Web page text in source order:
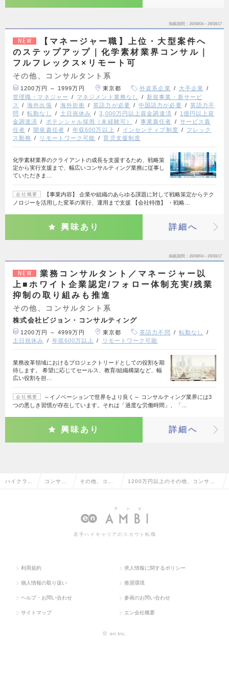
掲載期間 26/08/04～26/08/17
NEW
【マネージャー職】上位・大型案件へ
のステップアップ｜化学素材業界コンサル｜
フルフレックス×リモート可
その他、コンサルタント系
1200万円 ～ 1999万円 東京都 外資系企業
大手企業
管理職・マネジャー
マネジメント業務なし
新規事業・新サービ
ス
海外出張 海外折衝 英語力が必要 中国語力が必要
英語力不
問
転勤なし 土日祝休み 3,000万円以上資金調達済
1億円以上資
金調達済
ポテンシャル採用（未経験可） 事業責任者
サービス責
任者
開発責任者 年収600万以上 インセンティブ制度
フレック
ス勤務
リモートワーク可能 育児支援制度
化学素材業界のクライアントの成長を支援するため、戦略策
定から実行支援まで、幅広いコンサルティング業務に従事し
ていただきま…
会社概要
【事業内容】 企業や組織のあらゆる課題に対して戦略策定からテク
ノロジーを活用した変革の実行、運用まで支援 【会社特徴】 ・戦略…
興味あり 詳細へ
掲載期間 26/08/04～26/08/17
NEW
業務コンサルタント／マネージャー以
上■ホワイト企業認定/フォロー体制充実/残業
抑制の取り組みも推進
その他、コンサルタント系
株式会社ビジョン・コンサルティング
1200万円 ～ 4999万円 東京都 英語力不問
転勤なし
土日祝休み
年収600万以上 リモートワーク可能
業務改革領域におけるプロジェクトリードとしての役割を期
待します。 希望に応じてセールス、教育/組織構築など、幅
広い役割を担…
会社概要
～イノベーションで世界をより良く～ コンサルティング業界には3
つの悪しき習慣が存在しています。それは「過度な労働時間」、「…
興味あり 詳細へ
ハイクラス コンサル その他、コン 1200万円以上のその他、コンサル
若手ハイキャリアのスカウト転職
利用規約 求人情報に関するポリシー
個人情報の取り扱い 推奨環境
ヘルプ・お問い合わせ 参画のお問い合わせ
サイトマップ エン会社概要
© en Inc.